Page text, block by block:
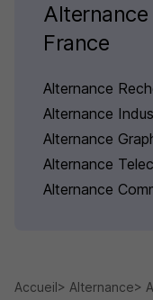
France
Alternance
Alternance
Alternance
Alternance
Alternance
Accueil Alternance